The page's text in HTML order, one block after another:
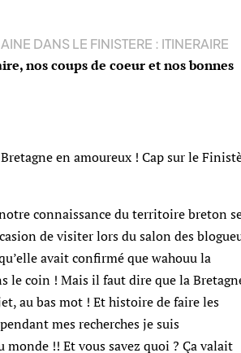
DANS LE FINISTERE : ITINERAIRE
nos coups de coeur et nos bonnes
en amoureux ! Cap sur le
connaissance du territoire breton
de visiter lors du salon des
avait confirmé que wahouu la
le coin ! Mais il faut dire que la
au bas mot ! Et histoire de faire les
mes recherches je suis
monde !! Et vous savez quoi ? Ça valait